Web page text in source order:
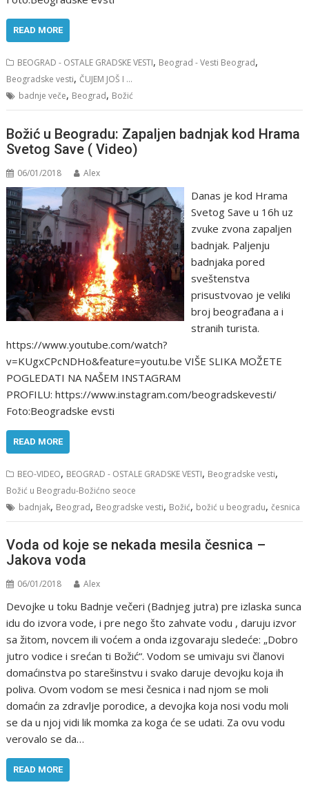
READ MORE
BEOGRAD - OSTALE GRADSKE VESTI, Beograd - Vesti Beograd,
Beogradske vesti,ČUJEM JOŠ I ...
badnje veče, Beograd, Božić
Božić u Beogradu: Zapaljen badnjak kod Hrama
Svetog Save ( Video)
06/01/2018 Alex
Danas je kod Hrama
Svetog Save u 16h uz
zvuke zvona zapaljen
badnjak. Paljenju
badnjaka pored
sveštenstva
prisustvovao je veliki
broj beograđana a i
stranih turista.
https://www.youtube.com/watch?
v=KUgxCPcNDHo&feature=youtu.be VIŠE SLIKA MOŽETE
POGLEDATI NA NAŠEM INSTAGRAM
PROFILU: https://www.instagram.com/beogradskevesti/
Foto:Beogradske evsti
READ MORE
BEO-VIDEO, BEOGRAD - OSTALE GRADSKE VESTI, Beogradske vesti,
Božić u Beogradu-Božićno seoce
badnjak, Beograd, Beogradske vesti, Božić, božić u beogradu,česnica
Voda od koje se nekada mesila česnica –
Jakova voda
06/01/2018 Alex
Devojke u toku Badnje večeri (Badnjeg jutra) pre izlaska sunca
idu do izvora vode, i pre nego što zahvate vodu , daruju izvor
sa žitom, novcem ili voćem a onda izgovaraju sledeće: „Dobro
jutro vodice i srećan ti Božić“. Vodom se umivaju svi članovi
domaćinstva po starešinstvu i svako daruje devojku koja ih
poliva. Ovom vodom se mesi česnica i nad njom se moli
domaćin za zdravlje porodice, a devojka koja nosi vodu moli
se da u njoj vidi lik momka za koga će se udati. Za ovu vodu
verovalo se da…
READ MORE